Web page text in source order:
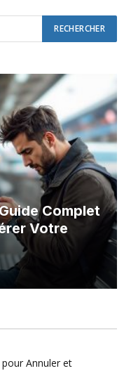
Complet
Votre
Annuler et